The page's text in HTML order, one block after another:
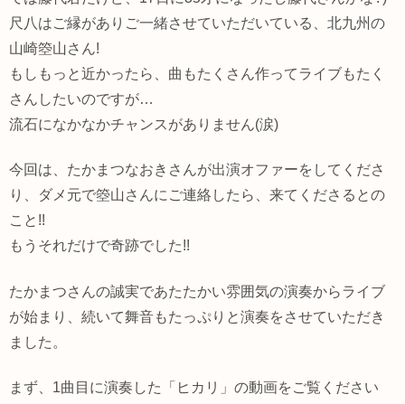
尺八はご縁がありご一緒させていただいている、北九州の
山崎箜山さん!
もしもっと近かったら、曲もたくさん作ってライブもたく
さんしたいのですが…
流石になかなかチャンスがありません(涙)
今回は、たかまつなおきさんが出演オファーをしてくださ
り、ダメ元で箜山さんにご連絡したら、来てくださるとの
こと!!
もうそれだけで奇跡でした!!
たかまつさんの誠実であたたかい雰囲気の演奏からライブ
が始まり、続いて舞音もたっぷりと演奏をさせていただき
ました。
まず、1曲目に演奏した「ヒカリ」の動画をご覧ください